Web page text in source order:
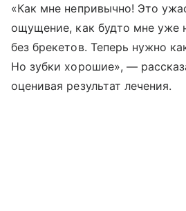
«Как мне непривычно! Это
ощущение, как будто мне уже
без брекетов. Теперь нужно
Но зубки хорошие», —
оценивая результат лечения.